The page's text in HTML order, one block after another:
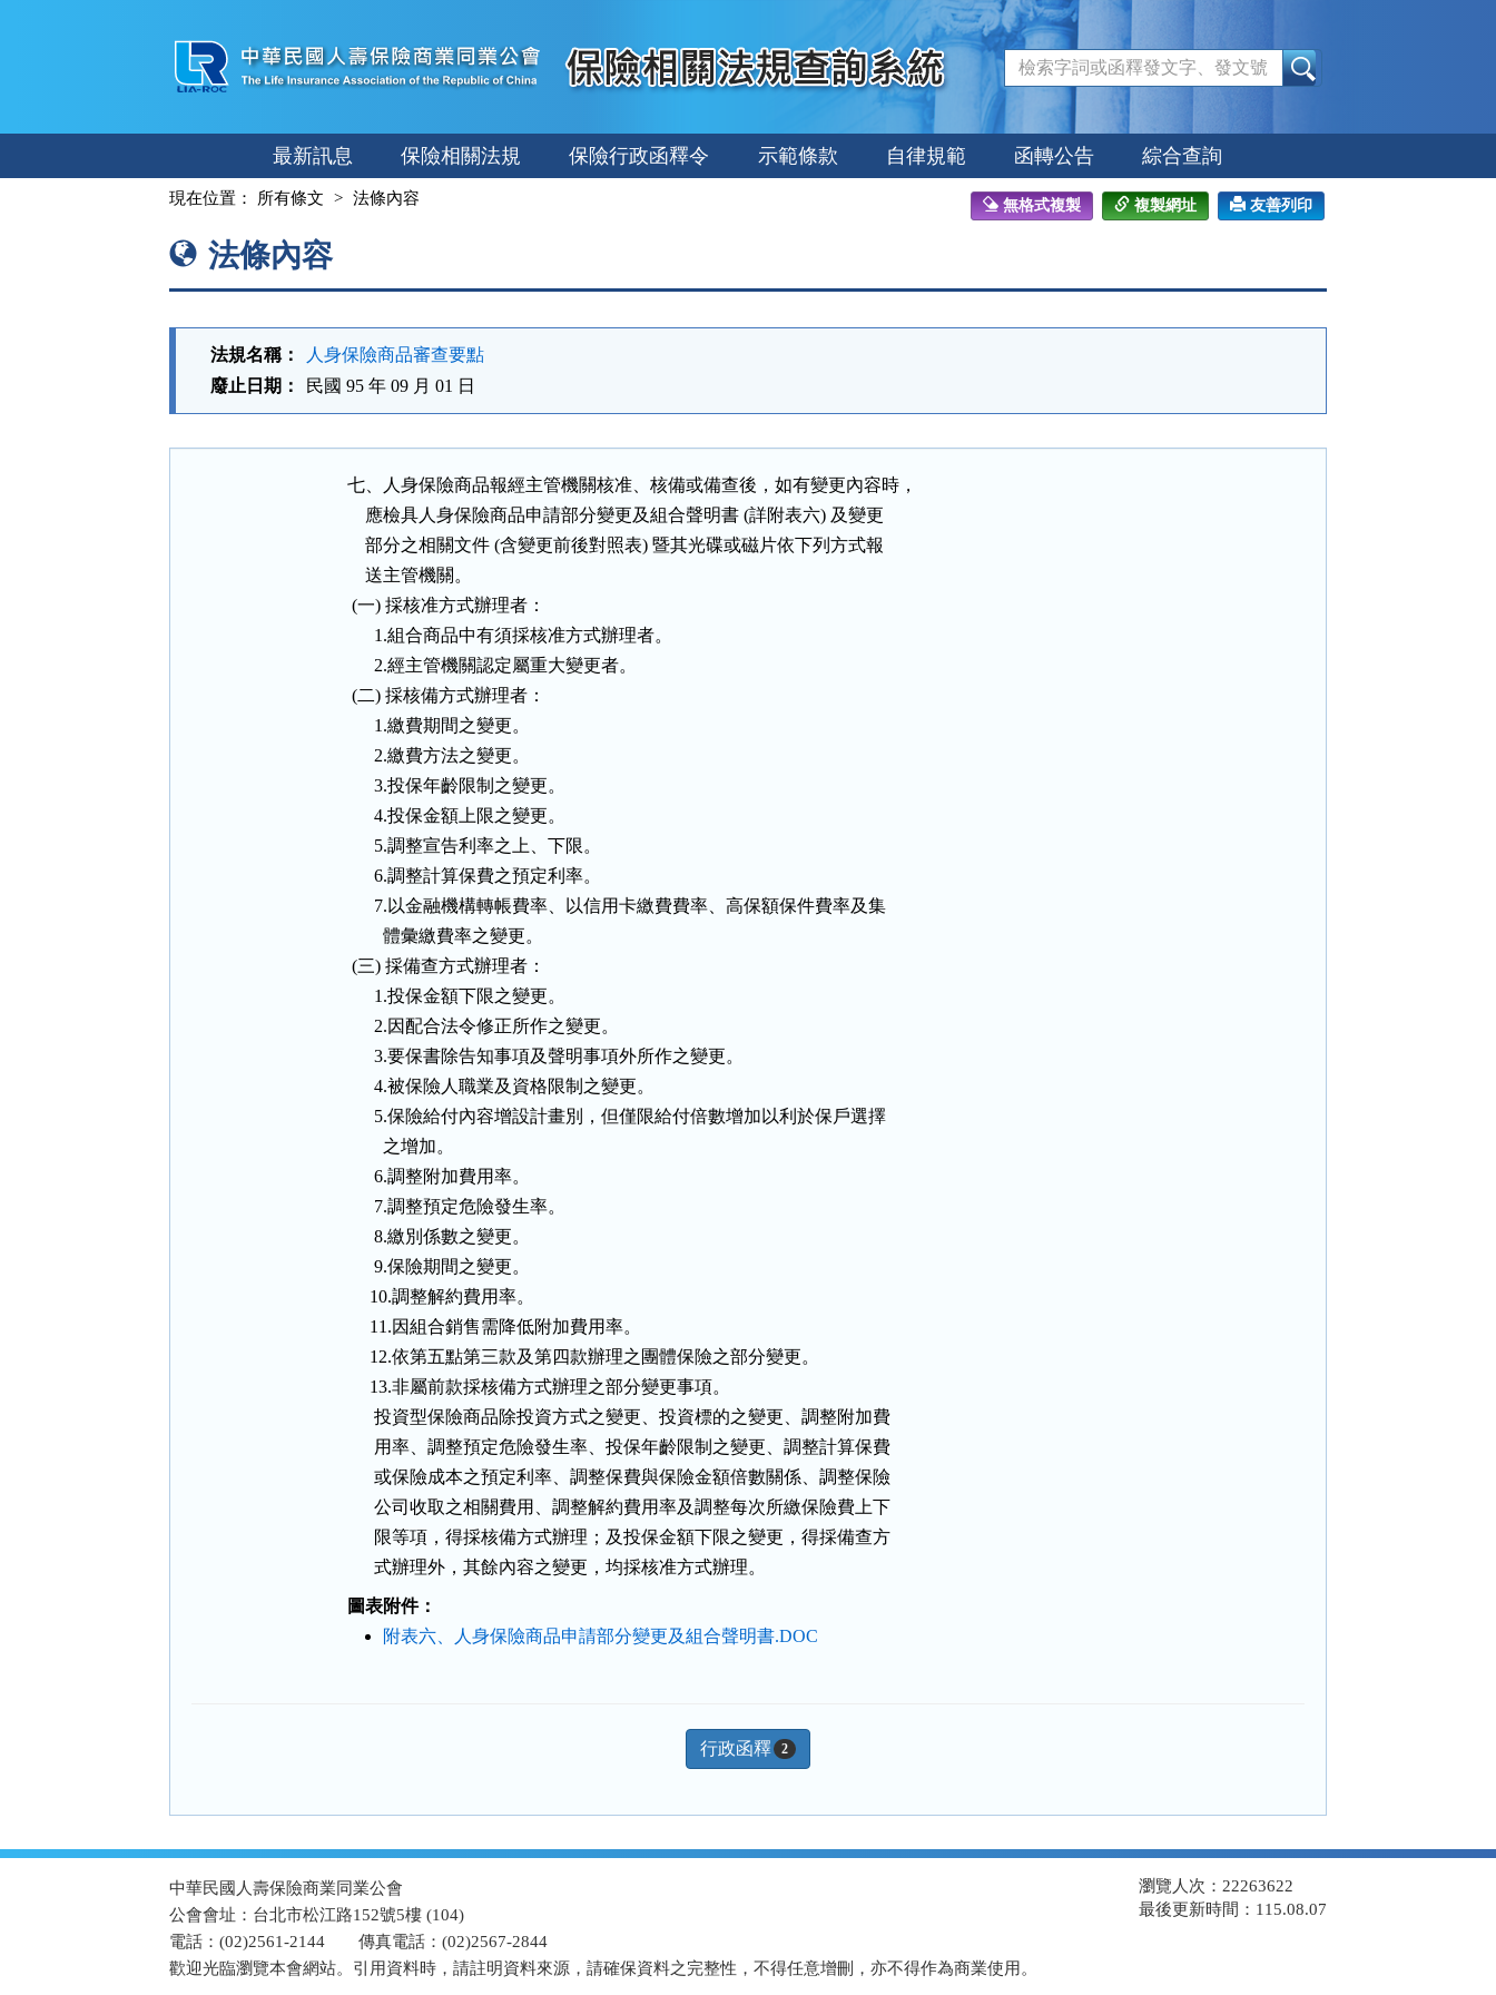
容
最新訊息 保險相關法規 保險行政函釋令 示範條款 自律規範 函轉公告 綜合查詢
現在位置： 所有條文 法條內容 無格式複製 複製網址 友善列印
法條內容
法規名稱：
人身保險商品審查要點
廢止日期：
民國 95 年 09 月 01 日
七、人身保險商品報經主管機關核准、核備或備查後，如有變更內容時，
    應檢具人身保險商品申請部分變更及組合聲明書 (詳附表六) 及變更
    部分之相關文件 (含變更前後對照表) 暨其光碟或磁片依下列方式報
    送主管機關。
(一) 採核准方式辦理者：
      1.組合商品中有須採核准方式辦理者。
      2.經主管機關認定屬重大變更者。
(二) 採核備方式辦理者：
      1.繳費期間之變更。
      2.繳費方法之變更。
      3.投保年齡限制之變更。
      4.投保金額上限之變更。
      5.調整宣告利率之上、下限。
      6.調整計算保費之預定利率。
      7.以金融機構轉帳費率、以信用卡繳費費率、高保額保件費率及集
        體彙繳費率之變更。
(三) 採備查方式辦理者：
      1.投保金額下限之變更。
      2.因配合法令修正所作之變更。
      3.要保書除告知事項及聲明事項外所作之變更。
      4.被保險人職業及資格限制之變更。
      5.保險給付內容增設計畫別，但僅限給付倍數增加以利於保戶選擇
        之增加。
      6.調整附加費用率。
      7.調整預定危險發生率。
      8.繳別係數之變更。
      9.保險期間之變更。
     10.調整解約費用率。
     11.因組合銷售需降低附加費用率。
     12.依第五點第三款及第四款辦理之團體保險之部分變更。
     13.非屬前款採核備方式辦理之部分變更事項。
      投資型保險商品除投資方式之變更、投資標的之變更、調整附加費
      用率、調整預定危險發生率、投保年齡限制之變更、調整計算保費
      或保險成本之預定利率、調整保費與保險金額倍數關係、調整保險
      公司收取之相關費用、調整解約費用率及調整每次所繳保險費上下
      限等項，得採核備方式辦理；及投保金額下限之變更，得採備查方
      式辦理外，其餘內容之變更，均採核准方式辦理。
圖表附件：
附表六、人身保險商品申請部分變更及組合聲明書.DOC
行政函釋 2
中華民國人壽保險商業同業公會
公會會址：台北市松江路152號5樓 (104)
電話：(02)2561-2144
傳真電話：(02)2567-2844
歡迎光臨瀏覽本會網站。引用資料時，請註明資料來源，請確保資料之完整性，不得任意增刪，亦不得作為商業使用。
瀏覽人次：22263622
最後更新時間：115.08.07